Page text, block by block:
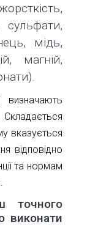
сульфати,
мідь,
магній,
визначають
Складається
вказується
відповідно
та нормам
точного
виконати